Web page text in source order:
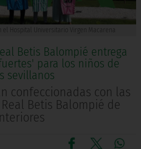
el Hospital Universitario Virgen Macarena
Betis Balompié entrega
para los niños de
sevillanos
confeccionadas con las
Betis Balompié de